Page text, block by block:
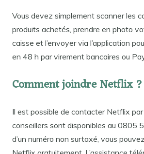
Vous devez simplement scanner les
produits achetés, prendre en photo
caisse et l’envoyer via l’application
en 48 h par virement bancaires ou
Comment joindre Netflix ?
Il est possible de contacter Netflix
conseillers sont disponibles au 0805
d’un numéro non surtaxé, vous